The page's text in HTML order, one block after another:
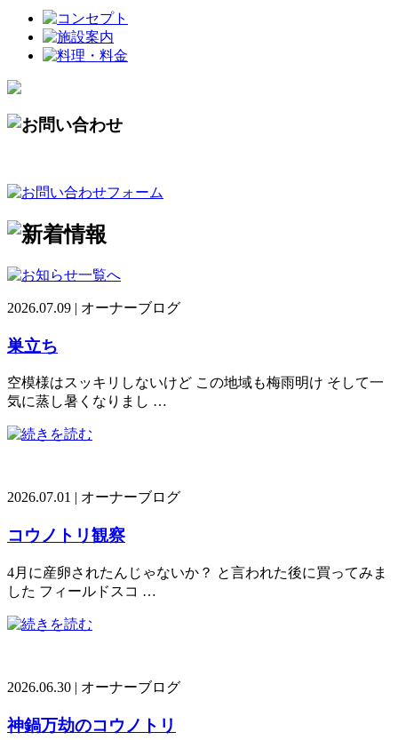
2026.07.09 | オーナーブログ
巣立ち
空模様はスッキリしないけど この地域も梅雨明け そして一
気に蒸し暑くなりまし …
2026.07.01 | オーナーブログ
コウノトリ観察
4月に産卵されたんじゃないか？ と言われた後に買ってみま
した フィールドスコ …
2026.06.30 | オーナーブログ
神鍋万劫のコウノトリ